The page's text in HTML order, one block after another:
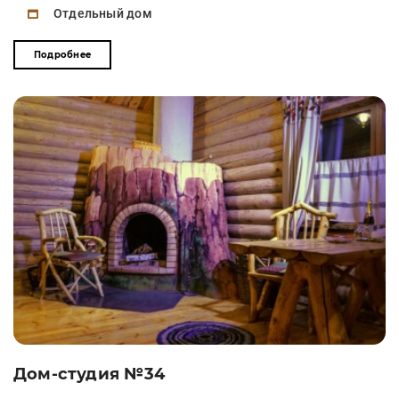
Отдельный дом
Подробнее
Дом-студия №34